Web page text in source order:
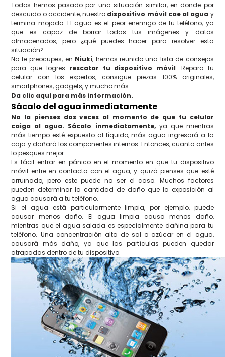
Todos hemos pasado por una situación similar, en donde por
descuido o accidente, nuestro dispositivo móvil cae al agua y
termina mojado. El agua es el peor enemigo de tu teléfono, ya
que es capaz de borrar todas tus imágenes y datos
almacenados, pero ¿qué puedes hacer para resolver esta
situación?
No te preocupes, en Niuki, hemos reunido una lista de consejos
para que logres rescatar tu dispositivo móvil. Repara tu
celular con los expertos, consigue piezas 100% originales,
smartphones, gadgets, y mucho más.
Da clic aquí para más información.
Sácalo del agua inmediatamente
No la pienses dos veces al momento de que tu celular
caiga al agua. Sácalo inmediatamente,ya que mientras
más tiempo esté expuesto al líquido, más agua ingresará a la
caja y dañará los componentes internos. Entonces, cuanto antes
lo pesques mejor.
Es fácil entrar en pánico en el momento en que tu dispositivo
móvil entre en contacto con el agua, y quizá pienses que esté
arruinado, pero este puede no ser el caso. Muchos factores
pueden determinar la cantidad de daño que la exposición al
agua causará a tu teléfono.
Si el agua está particularmente limpia, por ejemplo, puede
causar menos daño. El agua limpia causa menos daño,
mientras que el agua salada es especialmente dañina para tu
teléfono. Una concentración alta de sal o azúcar en el agua,
causará más daño, ya que las partículas pueden quedar
atrapadas dentro de tu dispositivo.